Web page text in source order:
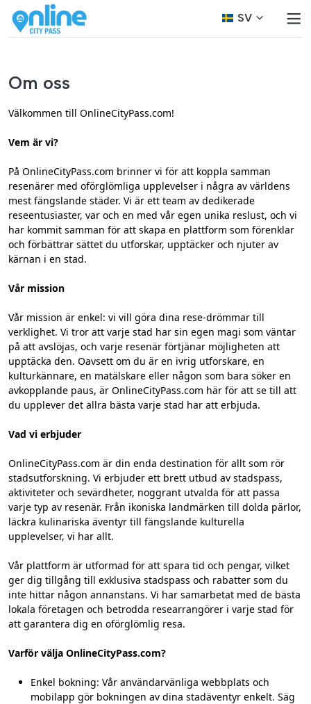
SV
Om oss
Välkommen till OnlineCityPass.com!
Vem är vi?
På OnlineCityPass.com brinner vi för att koppla samman
resenärer med oförglömliga upplevelser i några av världens
mest fängslande städer. Vi är ett team av dedikerade
reseentusiaster, var och en med vår egen unika reslust, och vi
har kommit samman för att skapa en plattform som förenklar
och förbättrar sättet du utforskar, upptäcker och njuter av
kärnan i en stad.
Vår mission
Vår mission är enkel: vi vill göra dina rese-drömmar till
verklighet. Vi tror att varje stad har sin egen magi som väntar
på att avslöjas, och varje resenär förtjänar möjligheten att
upptäcka den. Oavsett om du är en ivrig utforskare, en
kulturkännare, en matälskare eller någon som bara söker en
avkopplande paus, är OnlineCityPass.com här för att se till att
du upplever det allra bästa varje stad har att erbjuda.
Vad vi erbjuder
OnlineCityPass.com är din enda destination för allt som rör
stadsutforskning. Vi erbjuder ett brett utbud av stadspass,
aktiviteter och sevärdheter, noggrant utvalda för att passa
varje typ av resenär. Från ikoniska landmärken till dolda pärlor,
läckra kulinariska äventyr till fängslande kulturella
upplevelser, vi har allt.
Vår plattform är utformad för att spara tid och pengar, vilket
ger dig tillgång till exklusiva stadspass och rabatter som du
inte hittar någon annanstans. Vi har samarbetat med de bästa
lokala företagen och betrodda researrangörer i varje stad för
att garantera dig en oförglömlig resa.
Varför välja OnlineCityPass.com?
Enkel bokning: Vår användarvänliga webbplats och
mobilapp gör bokningen av dina stadäventyr enkelt. Säg